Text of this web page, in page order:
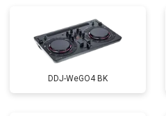
DDJ-WeGO4 BK